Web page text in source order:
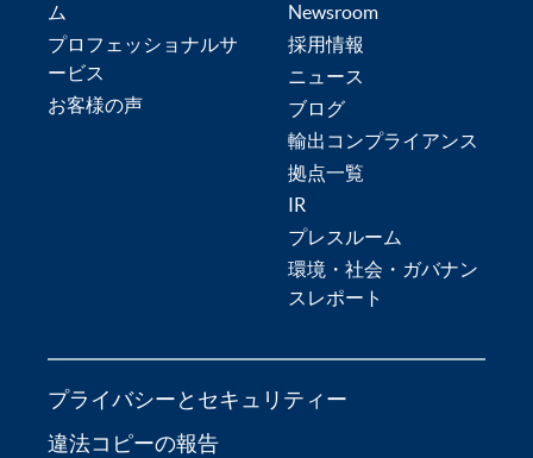
ム
プロフェッショナルサ
ービス
お客様の声
Newsroom
採用情報
ニュース
ブログ
輸出コンプライアンス
拠点一覧
IR
プレスルーム
環境・社会・ガバナン
スレポート
プライバシーとセキュリティー
違法コピーの報告